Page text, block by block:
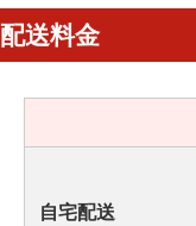
配送料金
自宅配送